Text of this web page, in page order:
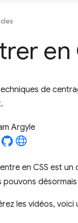
en
de
Argyle
en CSS est
pouvons
les vidéos, voici